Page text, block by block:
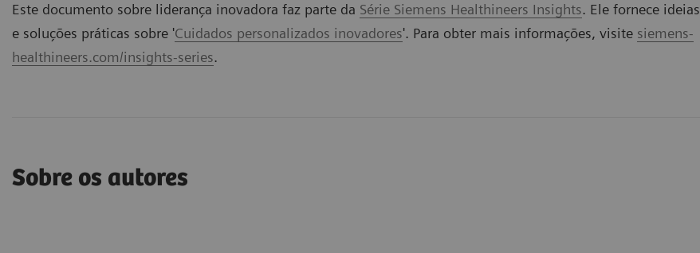
Este documento sobre liderança inovadora faz parte da Série Siemens Healthineers Insights. Ele fornece ideias
e soluções práticas sobre 'Cuidados personalizados inovadores'. Para obter mais informações, visite siemens-
healthineers.com/insights-series.
Sobre os autores